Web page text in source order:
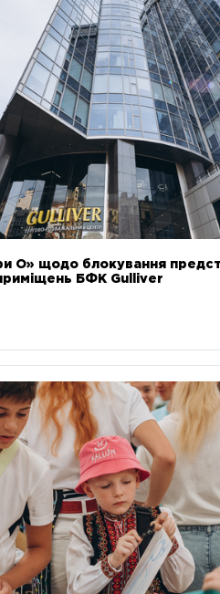
О» щодо блокування
БФК Gulliver